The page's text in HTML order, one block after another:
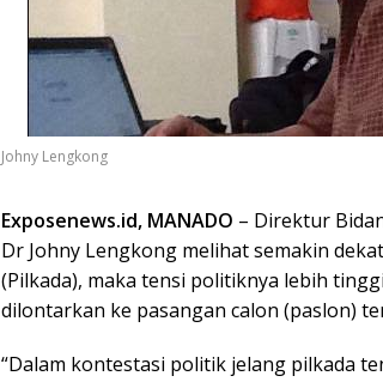
Johny Lengkong
Exposenews.id, MANADO – Direktur
Dr Johny Lengkong melihat semakin
(Pilkada), maka tensi politiknya lebih
dilontarkan ke pasangan calon (paslon)
“Dalam kontestasi politik jelang pilkada